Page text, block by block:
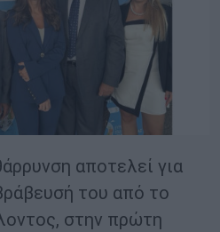
αποτελεί για
του από το
στην πρώτη